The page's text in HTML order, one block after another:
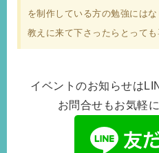
を制作している方の勉強には
教えに来て下さったらとっても
イベントのお知らせは
お問合せもお気軽